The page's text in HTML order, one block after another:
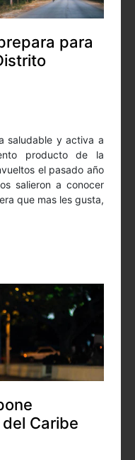
para
saludable y activa a
producto de la
el pasado año
salieron a conocer
que mas les gusta,
Caribe